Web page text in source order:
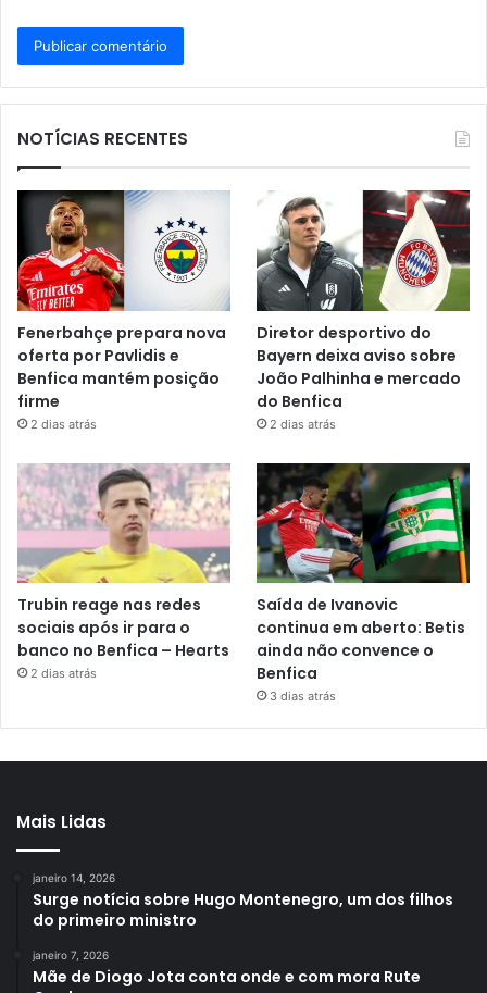
NOTÍCIAS RECENTES
Fenerbahçe prepara nova
oferta por Pavlidis e
Benfica mantém posição
firme
2 dias atrás
Diretor desportivo do
Bayern deixa aviso sobre
João Palhinha e mercado
do Benfica
2 dias atrás
Trubin reage nas redes
sociais após ir para o
banco no Benfica – Hearts
2 dias atrás
Saída de Ivanovic
continua em aberto: Betis
ainda não convence o
Benfica
3 dias atrás
Mais Lidas
janeiro 14, 2026
Surge notícia sobre Hugo Montenegro, um dos filhos
do primeiro ministro
janeiro 7, 2026
Mãe de Diogo Jota conta onde e com mora Rute